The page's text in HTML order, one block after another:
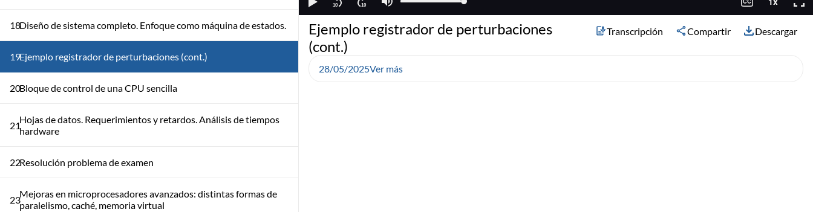
18Diseño de sistema completo. Enfoque como máquina de estados.
19Ejemplo registrador de perturbaciones (cont.)
20Bloque de control de una CPU sencilla
21Hojas de datos. Requerimientos y retardos. Análisis de tiempos
hardware
22Resolución problema de examen
23Mejoras en microprocesadores avanzados: distintas formas de
paralelismo, caché, memoria virtual
Ejemplo registrador de perturbaciones
(cont.)
Transcripción Compartir Descargar
28/05/2025Ver más